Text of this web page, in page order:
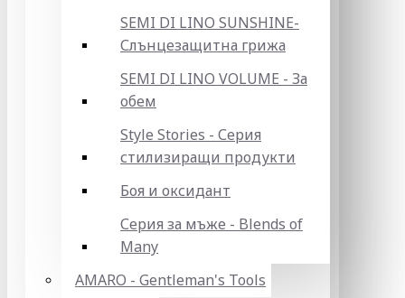
SEMI DI LINO SUNSHINE-
Слънцезащитна грижа
SEMI DI LINO VOLUME - За
обем
Style Stories - Серия
стилизиращи продукти
Боя и оксидант
Серия за мъже - Blends of
Many
AMARO - Gentleman's Tools